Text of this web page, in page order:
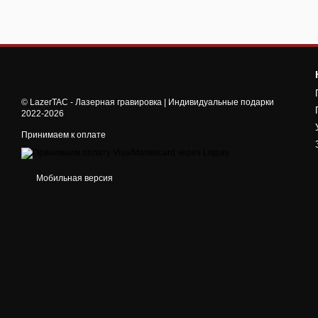
© LazerTAC - Лазерная гравировка | Индивидуальные подарки
2022-2026
Принимаем к оплате
Мобильная версия